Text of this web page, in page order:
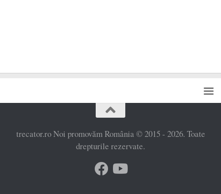
trecator.ro Noi promovăm România © 2015 - 2026. Toate
drepturile rezervate.